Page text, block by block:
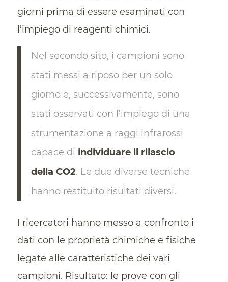
giorni prima di essere esaminati con
l’impiego di reagenti chimici.
Nel secondo sito, i campioni sono
stati messi a riposo per un solo
giorno e, successivamente, sono
stati osservati con l’impiego di una
strumentazione a raggi infrarossi
capace di individuare il rilascio
della CO2. Le due diverse tecniche
hanno restituito risultati diversi.
I ricercatori hanno messo a confronto i
dati con le proprietà chimiche e fisiche
legate alle caratteristiche dei vari
campioni. Risultato: le prove con gli